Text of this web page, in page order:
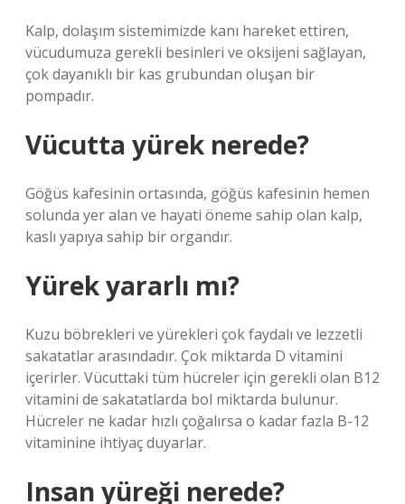
Kalp, dolaşım sistemimizde kanı hareket ettiren,
vücudumuza gerekli besinleri ve oksijeni sağlayan,
çok dayanıklı bir kas grubundan oluşan bir
pompadır.
Vücutta yürek nerede?
Göğüs kafesinin ortasında, göğüs kafesinin hemen
solunda yer alan ve hayati öneme sahip olan kalp,
kaslı yapıya sahip bir organdır.
Yürek yararlı mı?
Kuzu böbrekleri ve yürekleri çok faydalı ve lezzetli
sakatatlar arasındadır. Çok miktarda D vitamini
içerirler. Vücuttaki tüm hücreler için gerekli olan B12
vitamini de sakatatlarda bol miktarda bulunur.
Hücreler ne kadar hızlı çoğalırsa o kadar fazla B-12
vitaminine ihtiyaç duyarlar.
Insan yüreği nerede?